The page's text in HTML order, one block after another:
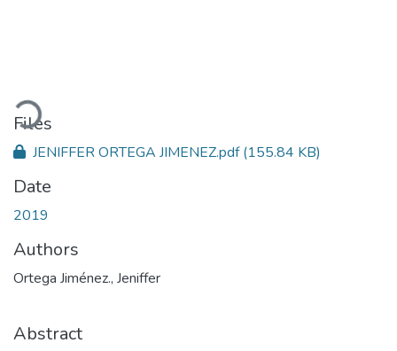
Files
JENIFFER ORTEGA JIMENEZ.pdf(155.84 KB)
Date
2019
Authors
Ortega Jiménez., Jeniffer
Abstract